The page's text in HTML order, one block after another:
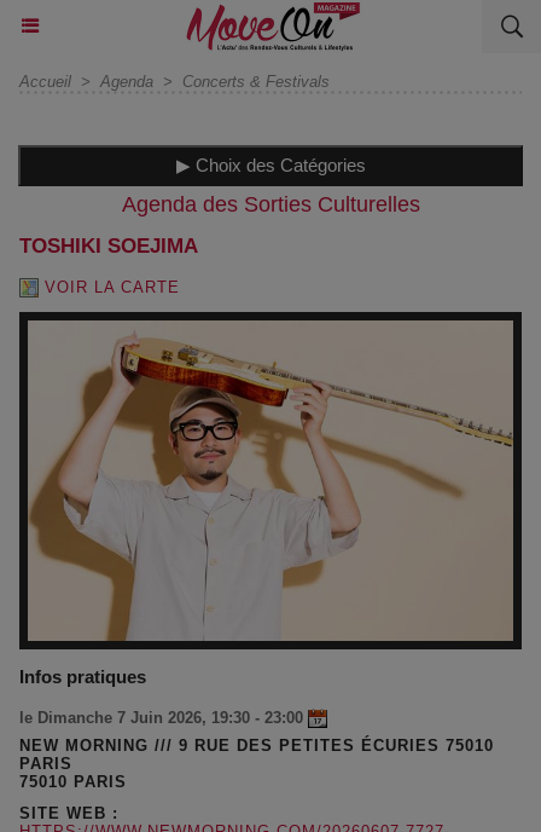
Accueil > Agenda > Concerts & Festivals
▶ Choix des Catégories
Agenda des Sorties Culturelles
TOSHIKI SOEJIMA
VOIR LA CARTE
Infos pratiques
le Dimanche 7 Juin 2026, 19:30 - 23:00
NEW MORNING /// 9 RUE DES PETITES ÉCURIES 75010
PARIS
75010 PARIS
SITE WEB :